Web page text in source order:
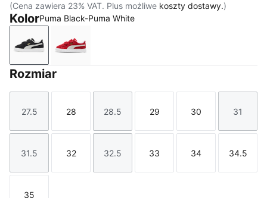
(Cena zawiera 23% VAT. Plus możliwe koszty dostawy.)
KolorPuma Black-Puma White
Puma Black-Puma White
High Risk Red-Puma White
Rozmiar
Rozmiar
27.5
Rozmiar
28
Rozmiar
28.5
Rozmiar
29
Rozmiar
30 31
Rozmiar
31.5
Rozmiar
32
Rozmiar
32.5
Rozmiar
33
Rozmiar
34 34.5
35